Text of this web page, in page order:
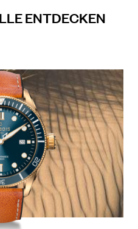
ENTDECKEN